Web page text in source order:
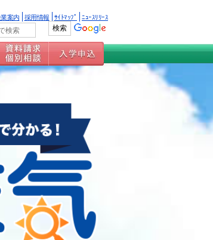
案内 採用情報 ｻｲﾄﾏｯﾌﾟ ﾆｭｰｽﾘﾘｰｽ